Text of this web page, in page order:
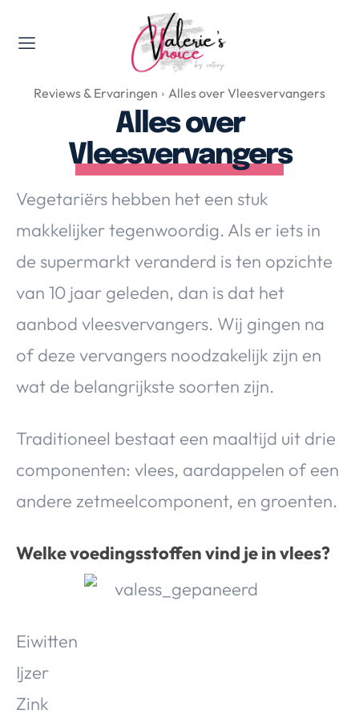
Valerie's Topics
Travel & Culture
Food & Drinks
Happyness & Opmerkelijk
Lifestyle, Sport & Duurzaamheid
Gadgets & Tech
Top 5 van Valerie
Health & Beauty
Nieuws & Media
Over Valerie
Contact
VALERIE'S CHOICE
Food & Drinks Health & Beauty Gadgets
Huis & Tuin
Reviews & Ervaringen Alles over Vleesvervangers
Alles over
Vleesvervangers
Vegetariërs hebben het een stuk
makkelijker tegenwoordig. Als er iets in
de supermarkt veranderd is ten opzichte
van 10 jaar geleden, dan is dat het
aanbod vleesvervangers. Wij gingen na
of deze vervangers noodzakelijk zijn en
wat de belangrijkste soorten zijn.
Traditioneel bestaat een maaltijd uit drie
componenten: vlees, aardappelen of een
andere zetmeelcomponent, en groenten.
Welke voedingsstoffen vind je in vlees?
Eiwitten
Ijzer
Zink